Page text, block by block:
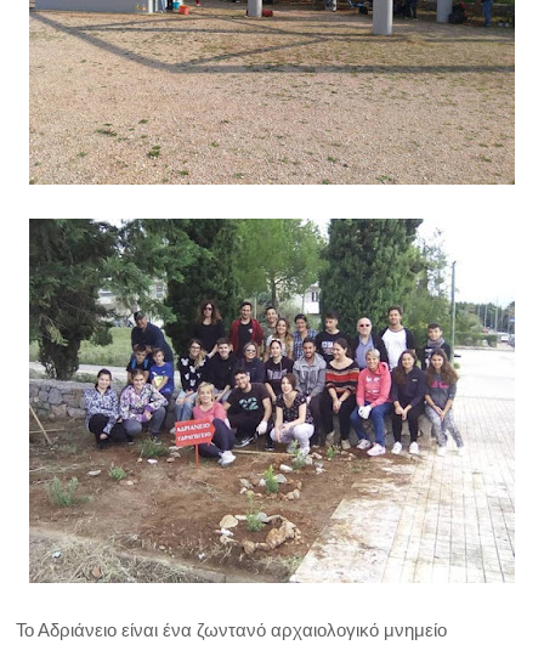
Το Αδριάνειο είναι ένα ζωντανό αρχαιολογικό μνημείο